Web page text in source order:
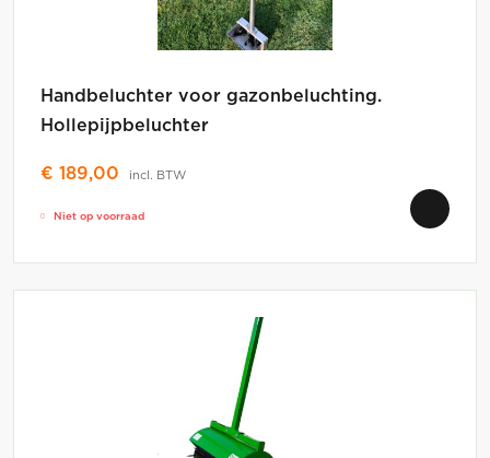
Handbeluchter voor gazonbeluchting.
Hollepijpbeluchter
€ 189,00 incl. BTW
Niet op voorraad